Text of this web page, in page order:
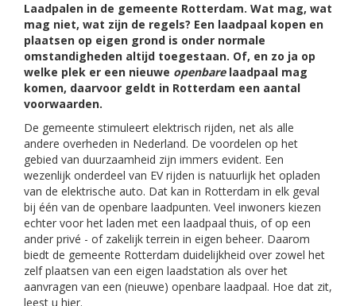
Laadpalen in de gemeente Rotterdam. Wat mag, wat
mag niet, wat zijn de regels? Een laadpaal kopen en
plaatsen op eigen grond is onder normale
omstandigheden altijd toegestaan. Of, en zo ja op
welke plek er een nieuwe openbarelaadpaal mag
komen, daarvoor geldt in Rotterdam een aantal
voorwaarden.
De gemeente stimuleert elektrisch rijden, net als alle
andere overheden in Nederland. De voordelen op het
gebied van duurzaamheid zijn immers evident. Een
wezenlijk onderdeel van EV rijden is natuurlijk het opladen
van de elektrische auto. Dat kan in Rotterdam in elk geval
bij één van de openbare laadpunten. Veel inwoners kiezen
echter voor het laden met een laadpaal thuis, of op een
ander privé - of zakelijk terrein in eigen beheer. Daarom
biedt de gemeente Rotterdam duidelijkheid over zowel het
zelf plaatsen van een eigen laadstation als over het
aanvragen van een (nieuwe) openbare laadpaal. Hoe dat zit,
leest u hier.